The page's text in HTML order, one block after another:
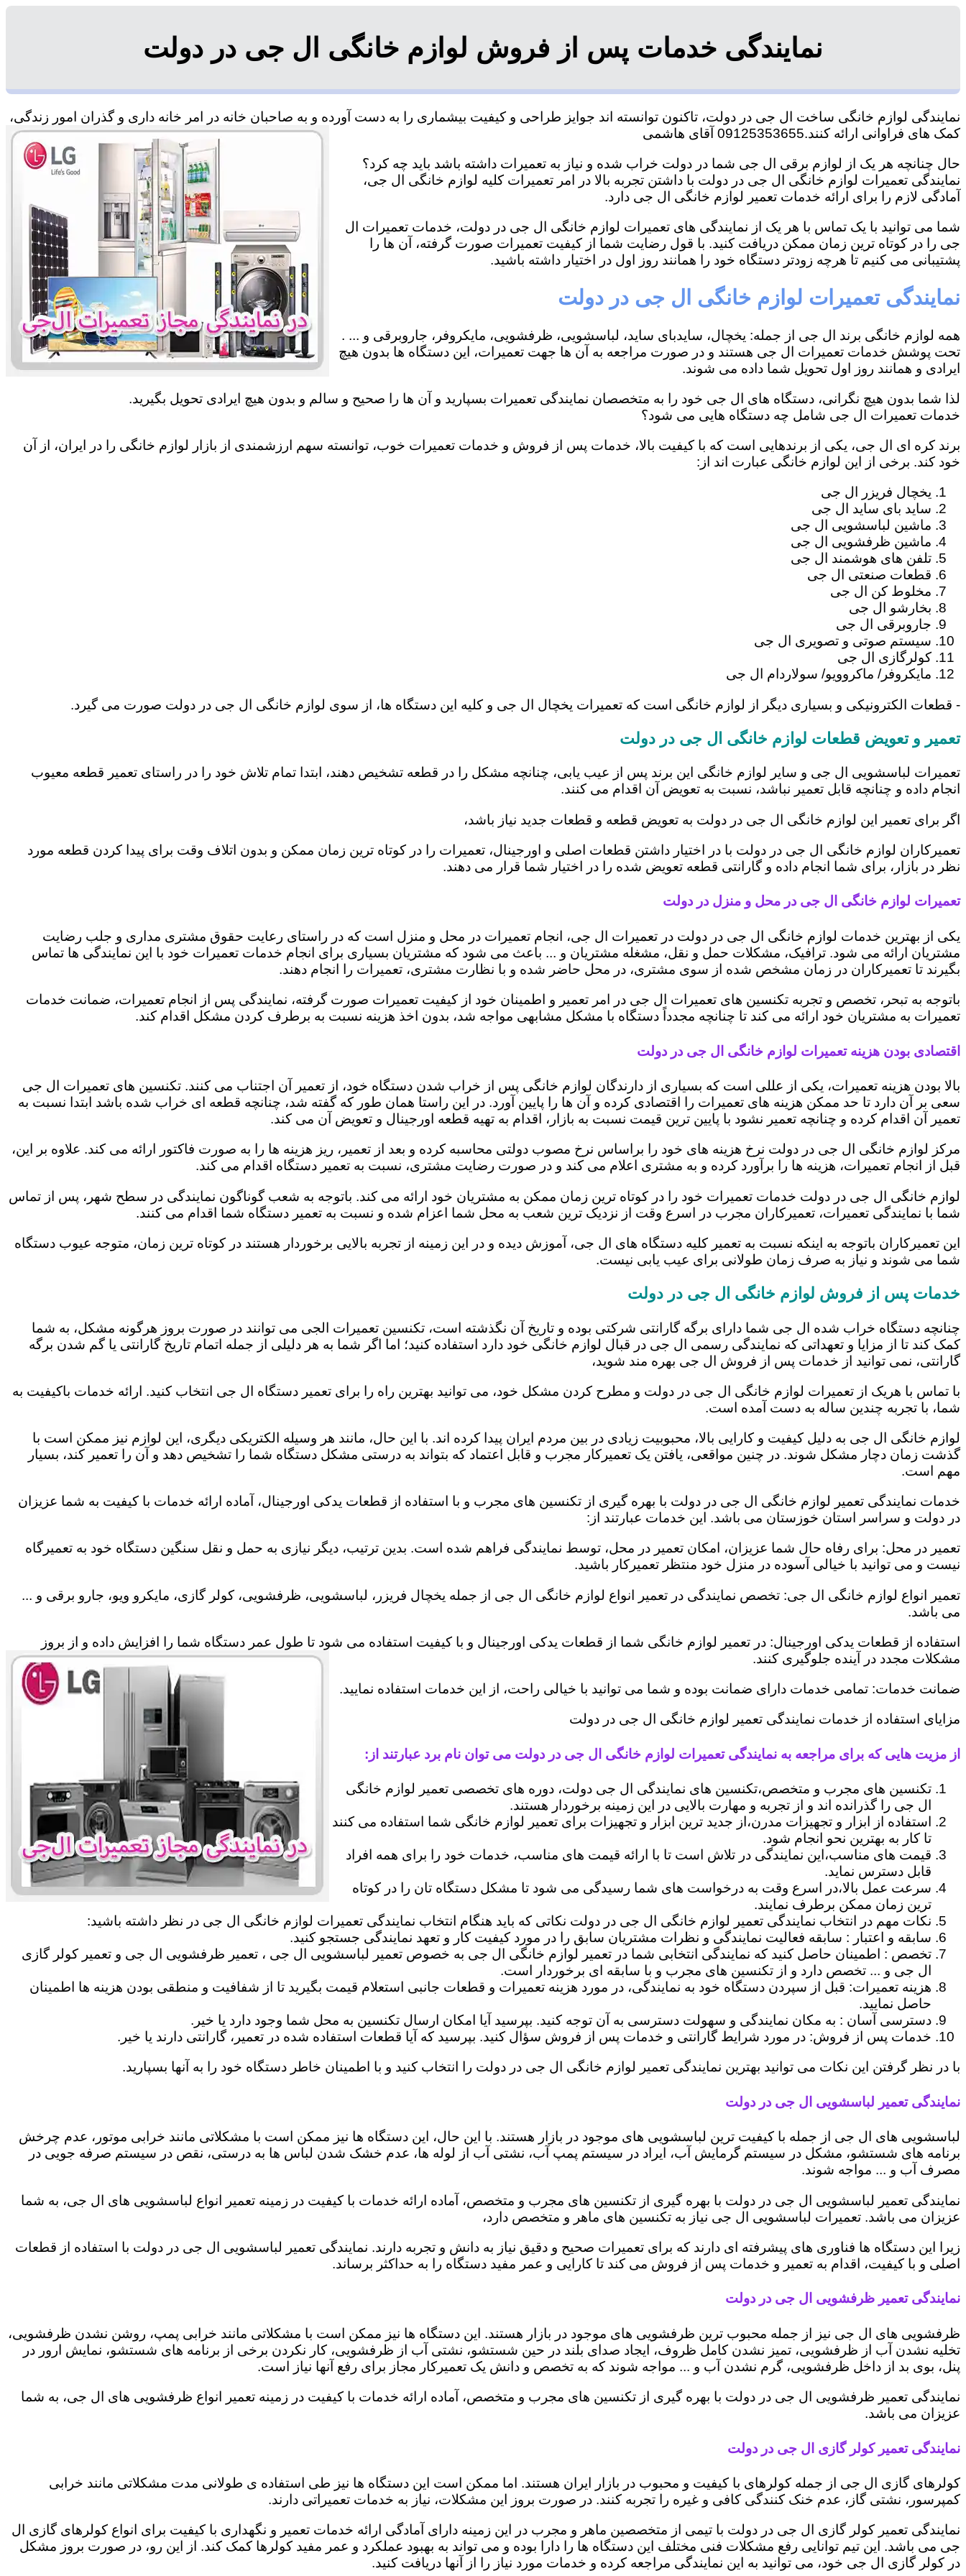
نمایندگی خدمات پس از فروش لوازم خانگی ال جی در دولت
نمایندگی لوازم خانگی ساخت ال جی در دولت، تاکنون توانسته اند جوایز طراحی و کیفیت بیشماری را به دست آورده و به صاحبان خانه در امر خانه داری و گذران امور زندگی،
کمک های فراوانی ارائه کنند.09125353655 آقای هاشمی
حال چنانچه هر یک از لوازم برقی ال جی شما در دولت خراب شده و نیاز به تعمیرات داشته باشد باید چه کرد؟
نمایندگی تعمیرات لوازم خانگی ال جی در دولت با داشتن تجربه بالا در امر تعمیرات کلیه لوازم خانگی ال جی،
آمادگی لازم را برای ارائه خدمات تعمیر لوازم خانگی ال جی دارد.
شما می توانید با یک تماس با هر یک از نمایندگی های تعمیرات لوازم خانگی ال جی در دولت، خدمات تعمیرات ال
جی را در کوتاه ترین زمان ممکن دریافت کنید. با قول رضایت شما از کیفیت تعمیرات صورت گرفته، آن ها را
پشتیبانی می کنیم تا هرچه زودتر دستگاه خود را همانند روز اول در اختیار داشته باشید.
نمایندگی تعمیرات لوازم خانگی ال جی در دولت
همه لوازم خانگی برند ال جی از جمله: یخچال، سایدبای ساید، لباسشویی، ظرفشویی، مایکروفر، جاروبرقی و ... .
تحت پوشش خدمات تعمیرات ال جی هستند و در صورت مراجعه به آن ها جهت تعمیرات، این دستگاه ها بدون هیچ
ایرادی و همانند روز اول تحویل شما داده می شوند.
لذا شما بدون هیچ نگرانی، دستگاه های ال جی خود را به متخصصان نمایندگی تعمیرات بسپارید و آن ها را صحیح و سالم و بدون هیچ ایرادی تحویل بگیرید.
خدمات تعمیرات ال جی شامل چه دستگاه هایی می شود؟
برند کره ای ال جی، یکی از برندهایی است که با کیفیت بالا، خدمات پس از فروش و خدمات تعمیرات خوب، توانسته سهم ارزشمندی از بازار لوازم خانگی را در ایران، از آن
خود کند. برخی از این لوازم خانگی عبارت اند از:
یخچال فریزر ال جی
ساید بای ساید ال جی
ماشین لباسشویی ال جی
ماشین ظرفشویی ال جی
تلفن های هوشمند ال جی
قطعات صنعتی ال جی
مخلوط کن ال جی
بخارشو ال جی
جاروبرقی ال جی
سیستم صوتی و تصویری ال جی
کولرگازی ال جی
مایکروفر/ ماکروویو/ سولاردام ال جی
- قطعات الکترونیکی و بسیاری دیگر از لوازم خانگی است که تعمیرات یخچال ال جی و کلیه این دستگاه ها، از سوی لوازم خانگی ال جی در دولت صورت می گیرد.
تعمیر و تعویض قطعات لوازم خانگی ال جی در دولت
تعمیرات لباسشویی ال جی و سایر لوازم خانگی این برند پس از عیب یابی، چنانچه مشکل را در قطعه تشخیص دهند، ابتدا تمام تلاش خود را در راستای تعمیر قطعه معیوب
انجام داده و چنانچه قابل تعمیر نباشد، نسبت به تعویض آن اقدام می کنند.
اگر برای تعمیر این لوازم خانگی ال جی در دولت به تعویض قطعه و قطعات جدید نیاز باشد،
تعمیرکاران لوازم خانگی ال جی در دولت با در اختیار داشتن قطعات اصلی و اورجینال، تعمیرات را در کوتاه ترین زمان ممکن و بدون اتلاف وقت برای پیدا کردن قطعه مورد
نظر در بازار، برای شما انجام داده و گارانتی قطعه تعویض شده را در اختیار شما قرار می دهند.
تعمیرات لوازم خانگی ال جی در محل و منزل در دولت
یکی از بهترین خدمات لوازم خانگی ال جی در دولت در تعمیرات ال جی، انجام تعمیرات در محل و منزل است که در راستای رعایت حقوق مشتری مداری و جلب رضایت
مشتریان ارائه می شود. ترافیک، مشکلات حمل و نقل، مشغله مشتریان و ... باعث می شود که مشتریان بسیاری برای انجام خدمات تعمیرات خود با این نمایندگی ها تماس
بگیرند تا تعمیرکاران در زمان مشخص شده از سوی مشتری، در محل حاضر شده و با نظارت مشتری، تعمیرات را انجام دهند.
باتوجه به تبحر، تخصص و تجربه تکنسین های تعمیرات ال جی در امر تعمیر و اطمینان خود از کیفیت تعمیرات صورت گرفته، نمایندگی پس از انجام تعمیرات، ضمانت خدمات
تعمیرات به مشتریان خود ارائه می کند تا چنانچه مجدداً دستگاه با مشکل مشابهی مواجه شد، بدون اخذ هزینه نسبت به برطرف کردن مشکل اقدام کند.
اقتصادی بودن هزینه تعمیرات لوازم خانگی ال جی در دولت
بالا بودن هزینه تعمیرات، یکی از عللی است که بسیاری از دارندگان لوازم خانگی پس از خراب شدن دستگاه خود، از تعمیر آن اجتناب می کنند. تکنسین های تعمیرات ال جی
سعی بر آن دارد تا حد ممکن هزینه های تعمیرات را اقتصادی کرده و آن ها را پایین آورد. در این راستا همان طور که گفته شد، چنانچه قطعه ای خراب شده باشد ابتدا نسبت به
تعمیر آن اقدام کرده و چنانچه تعمیر نشود با پایین ترین قیمت نسبت به بازار، اقدام به تهیه قطعه اورجینال و تعویض آن می کند.
مرکز لوازم خانگی ال جی در دولت نرخ هزینه های خود را براساس نرخ مصوب دولتی محاسبه کرده و بعد از تعمیر، ریز هزینه ها را به صورت فاکتور ارائه می کند. علاوه بر این،
قبل از انجام تعمیرات، هزینه ها را برآورد کرده و به مشتری اعلام می کند و در صورت رضایت مشتری، نسبت به تعمیر دستگاه اقدام می کند.
لوازم خانگی ال جی در دولت خدمات تعمیرات خود را در کوتاه ترین زمان ممکن به مشتریان خود ارائه می کند. باتوجه به شعب گوناگون نمایندگی در سطح شهر، پس از تماس
شما با نمایندگی تعمیرات، تعمیرکاران مجرب در اسرع وقت از نزدیک ترین شعب به محل شما اعزام شده و نسبت به تعمیر دستگاه شما اقدام می کنند.
این تعمیرکاران باتوجه به اینکه نسبت به تعمیر کلیه دستگاه های ال جی، آموزش دیده و در این زمینه از تجربه بالایی برخوردار هستند در کوتاه ترین زمان، متوجه عیوب دستگاه
شما می شوند و نیاز به صرف زمان طولانی برای عیب یابی نیست.
خدمات پس از فروش لوازم خانگی ال جی در دولت
چنانچه دستگاه خراب شده ال جی شما دارای برگه گارانتی شرکتی بوده و تاریخ آن نگذشته است، تکنسین تعمیرات الجی می توانند در صورت بروز هرگونه مشکل، به شما
کمک کند تا از مزایا و تعهداتی که نمایندگی رسمی ال جی در قبال لوازم خانگی خود دارد استفاده کنید؛ اما اگر شما به هر دلیلی از جمله اتمام تاریخ گارانتی یا گم شدن برگه
گارانتی، نمی توانید از خدمات پس از فروش ال جی بهره مند شوید،
با تماس با هریک از تعمیرات لوازم خانگی ال جی در دولت و مطرح کردن مشکل خود، می توانید بهترین راه را برای تعمیر دستگاه ال جی انتخاب کنید. ارائه خدمات باکیفیت به
شما، با تجربه چندین ساله به دست آمده است.
لوازم خانگی ال جی به دلیل کیفیت و کارایی بالا، محبوبیت زیادی در بین مردم ایران پیدا کرده اند. با این حال، مانند هر وسیله الکتریکی دیگری، این لوازم نیز ممکن است با
گذشت زمان دچار مشکل شوند. در چنین مواقعی، یافتن یک تعمیرکار مجرب و قابل اعتماد که بتواند به درستی مشکل دستگاه شما را تشخیص دهد و آن را تعمیر کند، بسیار
مهم است.
خدمات نمایندگی تعمیر لوازم خانگی ال جی در دولت با بهره گیری از تکنسین های مجرب و با استفاده از قطعات یدکی اورجینال، آماده ارائه خدمات با کیفیت به شما عزیزان
در دولت و سراسر استان خوزستان می باشد. این خدمات عبارتند از:
تعمیر در محل: برای رفاه حال شما عزیزان، امکان تعمیر در محل، توسط نمایندگی فراهم شده است. بدین ترتیب، دیگر نیازی به حمل و نقل سنگین دستگاه خود به تعمیرگاه
نیست و می توانید با خیالی آسوده در منزل خود منتظر تعمیرکار باشید.
تعمیر انواع لوازم خانگی ال جی: تخصص نمایندگی در تعمیر انواع لوازم خانگی ال جی از جمله یخچال فریزر، لباسشویی، ظرفشویی، کولر گازی، مایکرو ویو، جارو برقی و ...
می باشد.
استفاده از قطعات یدکی اورجینال: در تعمیر لوازم خانگی شما از قطعات یدکی اورجینال و با کیفیت استفاده می شود تا طول عمر دستگاه شما را افزایش داده و از بروز
مشکلات مجدد در آینده جلوگیری کنند.
ضمانت خدمات: تمامی خدمات دارای ضمانت بوده و شما می توانید با خیالی راحت، از این خدمات استفاده نمایید.
مزایای استفاده از خدمات نمایندگی تعمیر لوازم خانگی ال جی در دولت
از مزیت هایی که برای مراجعه به نمایندگی تعمیرات لوازم خانگی ال جی در دولت می توان نام برد عبارتند از:
تکنسین های مجرب و متخصص،تکنسین های نمایندگی ال جی دولت، دوره های تخصصی تعمیر لوازم خانگی
ال جی را گذرانده اند و از تجربه و مهارت بالایی در این زمینه برخوردار هستند.
استفاده از ابزار و تجهیزات مدرن،از جدید ترین ابزار و تجهیزات برای تعمیر لوازم خانگی شما استفاده می کنند
تا کار به بهترین نحو انجام شود.
قیمت های مناسب،این نمایندگی در تلاش است تا با ارائه قیمت های مناسب، خدمات خود را برای همه افراد
قابل دسترس نماید.
سرعت عمل بالا،در اسرع وقت به درخواست های شما رسیدگی می شود تا مشکل دستگاه تان را در کوتاه
ترین زمان ممکن برطرف نمایند.
نکات مهم در انتخاب نمایندگی تعمیر لوازم خانگی ال جی در دولت نکاتی که باید هنگام انتخاب نمایندگی تعمیرات لوازم خانگی ال جی در نظر داشته باشید:
سابقه و اعتبار : سابقه فعالیت نمایندگی و نظرات مشتریان سابق را در مورد کیفیت کار و تعهد نمایندگی جستجو کنید.
تخصص : اطمینان حاصل کنید که نمایندگی انتخابی شما در تعمیر لوازم خانگی ال جی به خصوص تعمیر لباسشویی ال جی ، تعمیر ظرفشویی ال جی و تعمیر کولر گازی
ال جی و ... تخصص دارد و از تکنسین های مجرب و با سابقه ای برخوردار است.
هزینه تعمیرات: قبل از سپردن دستگاه خود به نمایندگی، در مورد هزینه تعمیرات و قطعات جانبی استعلام قیمت بگیرید تا از شفافیت و منطقی بودن هزینه ها اطمینان
حاصل نمایید.
دسترسی آسان : به مکان نمایندگی و سهولت دسترسی به آن توجه کنید. بپرسید آیا امکان ارسال تکنسین به محل شما وجود دارد یا خیر.
خدمات پس از فروش: در مورد شرایط گارانتی و خدمات پس از فروش سؤال کنید. بپرسید که آیا قطعات استفاده شده در تعمیر، گارانتی دارند یا خیر.
با در نظر گرفتن این نکات می توانید بهترین نمایندگی تعمیر لوازم خانگی ال جی در دولت را انتخاب کنید و با اطمینان خاطر دستگاه خود را به آنها بسپارید.
نمایندگی تعمیر لباسشویی ال جی در دولت
لباسشویی های ال جی از جمله با کیفیت ترین لباسشویی های موجود در بازار هستند. با این حال، این دستگاه ها نیز ممکن است با مشکلاتی مانند خرابی موتور، عدم چرخش
برنامه های شستشو، مشکل در سیستم گرمایش آب، ایراد در سیستم پمپ آب، نشتی آب از لوله ها، عدم خشک شدن لباس ها به درستی، نقص در سیستم صرفه جویی در
مصرف آب و ... مواجه شوند.
نمایندگی تعمیر لباسشویی ال جی در دولت با بهره گیری از تکنسین های مجرب و متخصص، آماده ارائه خدمات با کیفیت در زمینه تعمیر انواع لباسشویی های ال جی، به شما
عزیزان می باشد. تعمیرات لباسشویی ال جی نیاز به تکنسین های ماهر و متخصص دارد،
زیرا این دستگاه ها فناوری های پیشرفته ای دارند که برای تعمیرات صحیح و دقیق نیاز به دانش و تجربه دارند. نمایندگی تعمیر لباسشویی ال جی در دولت با استفاده از قطعات
اصلی و با کیفیت، اقدام به تعمیر و خدمات پس از فروش می کند تا کارایی و عمر مفید دستگاه را به حداکثر برساند.
نمایندگی تعمیر ظرفشویی ال جی در دولت
ظرفشویی های ال جی نیز از جمله محبوب ترین ظرفشویی های موجود در بازار هستند. این دستگاه ها نیز ممکن است با مشکلاتی مانند خرابی پمپ، روشن نشدن ظرفشویی،
تخلیه نشدن آب از ظرفشویی، تمیز نشدن کامل ظروف، ایجاد صدای بلند در حین شستشو، نشتی آب از ظرفشویی، کار نکردن برخی از برنامه های شستشو، نمایش ارور در
پنل، بوی بد از داخل ظرفشویی، گرم نشدن آب و ... مواجه شوند که به تخصص و دانش یک تعمیرکار مجاز برای رفع آنها نیاز است.
نمایندگی تعمیر ظرفشویی ال جی در دولت با بهره گیری از تکنسین های مجرب و متخصص، آماده ارائه خدمات با کیفیت در زمینه تعمیر انواع ظرفشویی های ال جی، به شما
عزیزان می باشد.
نمایندگی تعمیر کولر گازی ال جی در دولت
کولرهای گازی ال جی از جمله کولرهای با کیفیت و محبوب در بازار ایران هستند. اما ممکن است این دستگاه ها نیز طی استفاده ی طولانی مدت مشکلاتی مانند خرابی
کمپرسور، نشتی گاز، عدم خنک کنندگی کافی و غیره را تجربه کنند. در صورت بروز این مشکلات، نیاز به خدمات تعمیراتی دارند.
نمایندگی تعمیر کولر گازی ال جی در دولت با تیمی از متخصصین ماهر و مجرب در این زمینه دارای آمادگی ارائه خدمات تعمیر و نگهداری با کیفیت برای انواع کولرهای گازی ال
جی می باشد. این تیم توانایی رفع مشکلات فنی مختلف این دستگاه ها را دارا بوده و می تواند به بهبود عملکرد و عمر مفید کولرها کمک کند. از این رو، در صورت بروز مشکل
در کولر گازی ال جی خود، می توانید به این نمایندگی مراجعه کرده و خدمات مورد نیاز را از آنها دریافت کنید.